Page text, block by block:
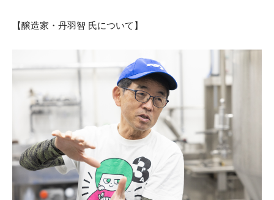
【醸造家・丹羽智 氏について】